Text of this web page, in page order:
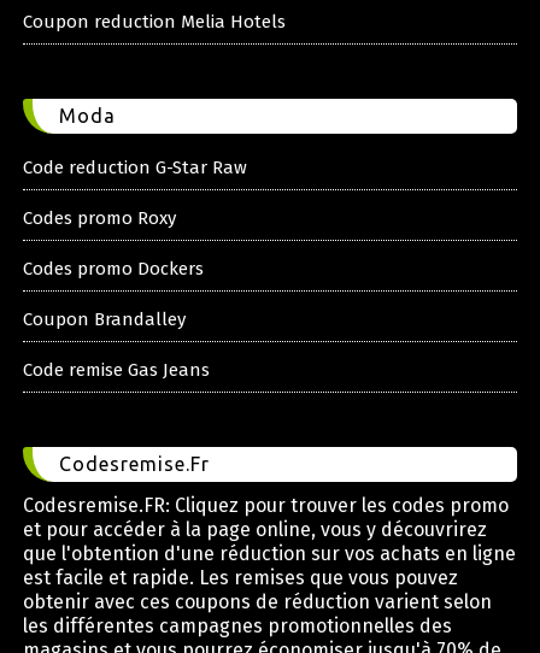
Coupon reduction Melia Hotels
Moda
Code reduction G-Star Raw
Codes promo Roxy
Codes promo Dockers
Coupon Brandalley
Code remise Gas Jeans
Codesremise.Fr
Codesremise.FR: Cliquez pour trouver les codes promo
et pour accéder à la page online, vous y découvrirez
que l'obtention d'une réduction sur vos achats en ligne
est facile et rapide. Les remises que vous pouvez
obtenir avec ces coupons de réduction varient selon
les différentes campagnes promotionnelles des